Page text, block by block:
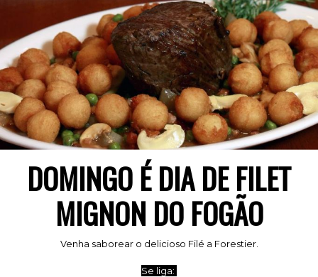
DOMINGO É DIA DE FILET
MIGNON DO FOGÃO
Venha saborear o delicioso Filé a Forestier.
Se liga: